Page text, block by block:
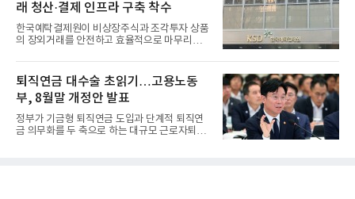
래 청산·결제 인프라 구축 착수
한국예탁결제원이 비상장주식과 조각투자 상품
의 장외거래를 안전하고 효율적으로 마무리하기
퇴직연금 대수술 초읽기…고용노동
부, 8월말 개정안 발표
정부가 기금형 퇴직연금 도입과 단계적 퇴직연
금 의무화를 두 축으로 하는 대규모 근로자퇴직